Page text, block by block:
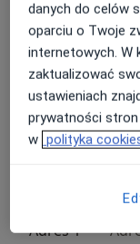
Bezpieczne
OpenMed
4753
Adres 1
danych do celów
oparciu o Twoje
internetowych. W
zaktualizować
ustawieniach
prywatności
w polityka